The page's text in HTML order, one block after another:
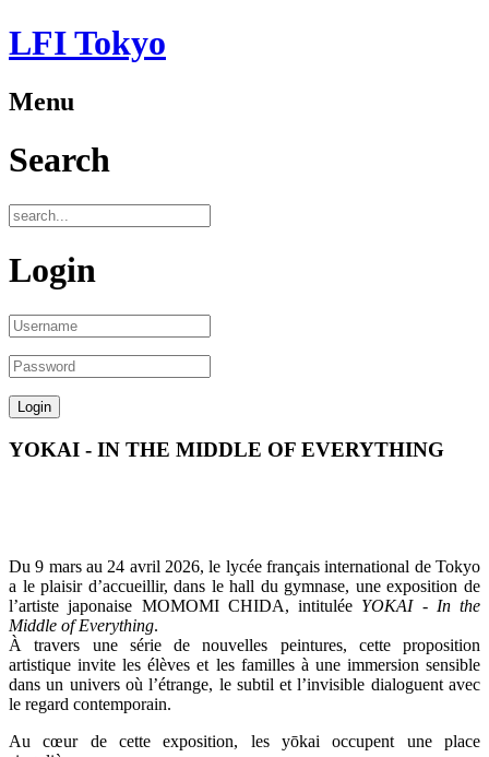
LFI Tokyo
Menu
Search
Login
YOKAI - IN THE MIDDLE OF EVERYTHING
Du 9 mars au 24 avril 2026, le lycée français international de Tokyo
a le plaisir d’accueillir, dans le hall du gymnase, une exposition de
l’artiste japonaise MOMOMI CHIDA, intitulée YOKAI - In the
Middle of Everything.
À travers une série de nouvelles peintures, cette proposition
artistique invite les élèves et les familles à une immersion sensible
dans un univers où l’étrange, le subtil et l’invisible dialoguent avec
le regard contemporain.
Au cœur de cette exposition, les yōkai occupent une place